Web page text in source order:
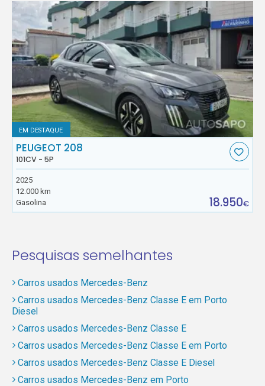
EM DESTAQUE
PEUGEOT 208
101CV - 5P
2025
12.000 km
Gasolina
18.950€
Pesquisas semelhantes
Carros usados Mercedes-Benz
Carros usados Mercedes-Benz Classe E em Porto
Diesel
Carros usados Mercedes-Benz Classe E
Carros usados Mercedes-Benz Classe E em Porto
Carros usados Mercedes-Benz Classe E Diesel
Carros usados Mercedes-Benz em Porto